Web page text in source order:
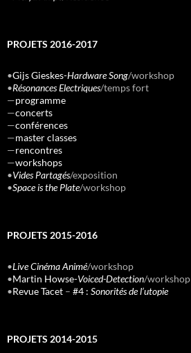
PROJETS 2016-2017
•Gijs Gieskes-Hardware Song/workshop
•Résonances Electriques/temps fort
—programme
—concerts
—conférences
—master classes
—rencontres
—workshops
•Vides Partagés/exposition
•Space is the Plate/workshop
PROJETS 2015-2016
•Live Cinéma Animé/workshop
•Martin Howse-Voiced-Detection/workshop
•Revue Tacet – #4 : Sonorités de l’utopie
PROJETS 2014-2015